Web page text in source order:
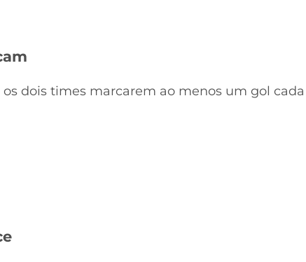
os dois times marcarem ao menos um gol